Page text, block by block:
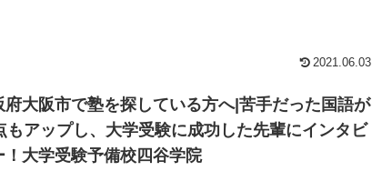
2021.06.03
府大阪市で塾を探している方へ|苦手だった国語が
もアップし、大学受験に成功した先輩にインタビ
！大学受験予備校四谷学院